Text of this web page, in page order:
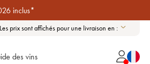
inclus*
Les prix sont affichés pour une livraison en :
des vins